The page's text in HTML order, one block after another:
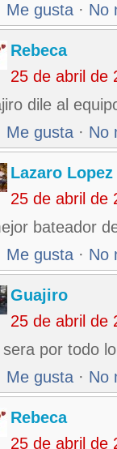
Me gusta · No
Rebeca
25 de abril de
dile al
Me gusta · No
Lazaro Lopez
25 de abril de
bateador
Me gusta · No
Guajiro
25 de abril de
sera por todo
Me gusta · No
Rebeca
25 de abril de